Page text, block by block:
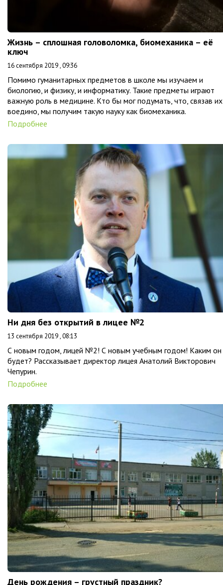
Жизнь – сплошная головоломка, биомеханика – её
ключ
16 сентября 2019 , 09:36
Помимо гуманитарных предметов в школе мы изучаем и
биологию, и физику, и информатику. Такие предметы играют
важную роль в медицине. Кто бы мог подумать, что, связав их
воедино, мы получим такую науку как биомеханика.
Подробнее
Ни дня без открытий в лицее №2
13 сентября 2019 , 08:13
С новым годом, лицей №2! С новым учебным годом! Каким он
будет? Рассказывает директор лицея Анатолий Викторович
Чепурин.
Подробнее
День рождения – грустный праздник?